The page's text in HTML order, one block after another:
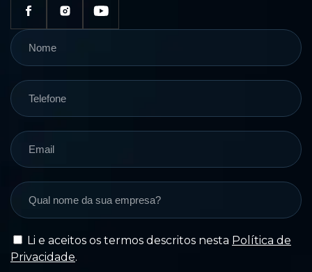
Li e aceitos os termos descritos nesta Política de
Privacidade.